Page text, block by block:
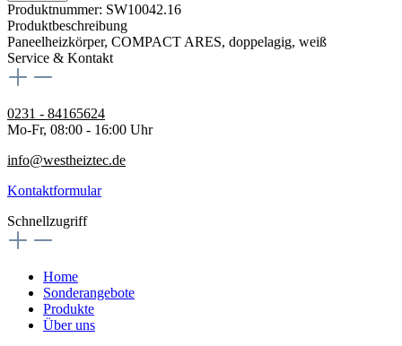
Produktnummer: SW10042.16
Produktbeschreibung
Paneelheizkörper, COMPACT ARES, doppelagig, weiß
Service & Kontakt
0231 - 84165624
Mo-Fr, 08:00 - 16:00 Uhr
info@westheiztec.de
Kontaktformular
Schnellzugriff
Home
Sonderangebote
Produkte
Über uns